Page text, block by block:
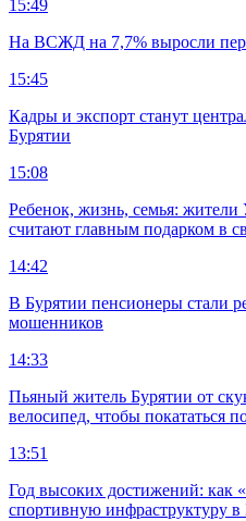
15:49
На ВСЖД на 7,7% выросли
15:45
Кадры и экспорт станут
Бурятии
15:08
Ребенок, жизнь, семья: жители
считают главным подарком в
14:42
В Бурятии пенсионеры стали
мошенников
14:33
Пьяный житель Бурятии от
велосипед, чтобы покататься
13:51
Год высоких достижений: как
спортивную инфраструктуру в